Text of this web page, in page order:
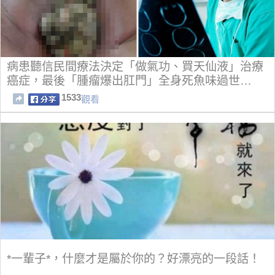
病患聽信民間療法決定「做氣功、買天仙液」治療
癌症，最後「腫瘤爆出肛門」全身死魚味過世…
1533觀看
*一輩子*，什麼才是屬於你的？好漂亮的一段話！